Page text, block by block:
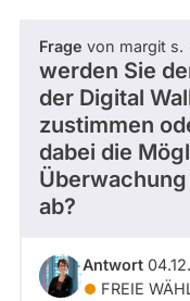
Frage von margit s.
werden Sie
der Digital
zustimmen
dabei die
ab?
Antwort
FREIE